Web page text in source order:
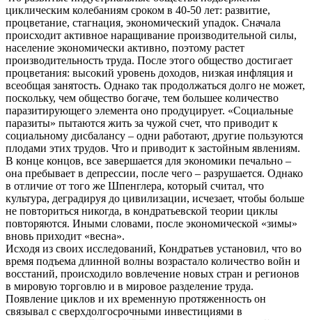
циклическим колебаниям сроком в 40-50 лет: развитие,
процветание, стагнация, экономический упадок. Сначала
происходит активное наращивание производительной силы,
население экономически активно, поэтому растет
производительность труда. После этого общество достигает
процветания: высокий уровень доходов, низкая инфляция и
всеобщая занятость. Однако так продолжаться долго не может,
поскольку, чем общество богаче, тем большее количество
паразитирующего элемента оно продуцирует. «Социальные
паразиты» пытаются жить за чужой счет, что приводит к
социальному дисбалансу – одни работают, другие пользуются
плодами этих трудов. Что и приводит к застойным явлениям.
В конце концов, все завершается для экономики печально –
она пребывает в депрессии, после чего – разрушается. Однако
в отличие от того же Шпенглера, который считал, что
культура, деградируя до цивилизации, исчезает, чтобы больше
не повториться никогда, в кондратьевской теории циклы
повторяются. Иными словами, после экономической «зимы»
вновь приходит «весна».
Исходя из своих исследований, Кондратьев установил, что во
время подъема длинной волны возрастало количество войн и
восстаний, происходило вовлечение новых стран и регионов
в мировую торговлю и в мировое разделение труда.
Появление циклов и их временную протяженность он
связывал с сверхдолгосрочными инвестициями в